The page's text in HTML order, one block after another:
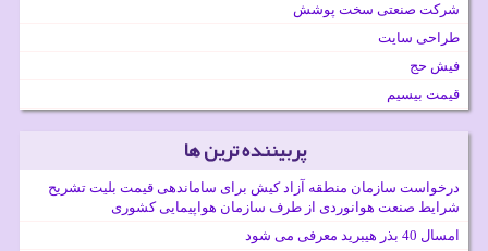
شرکت صنعتی سخت پوشش
طراحی سایت
فیش حج
قیمت بیسیم
پربیننده ترین ها
درخواست سازمان منطقه آزاد کیش برای ساماندهی قیمت بلیت تشریح
شرایط صنعت هوانوردی از طرف سازمان هواپیمایی کشوری
امسال 40 بذر هیبرید معرفی می شود